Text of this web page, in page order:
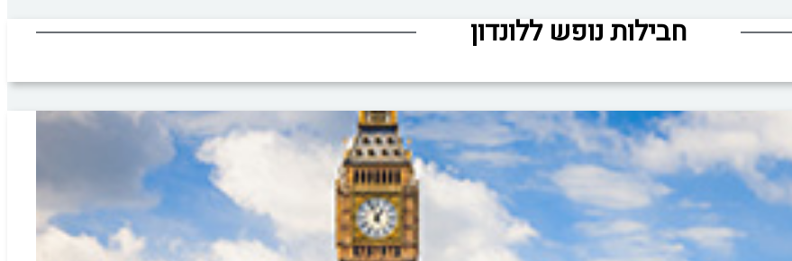
חבילות נופש ללונדון